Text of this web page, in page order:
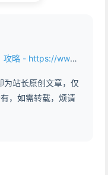
The_Strategy_of_Dragon_Quest_4.html
为站长原创文章，仅
，如需转载，烦请